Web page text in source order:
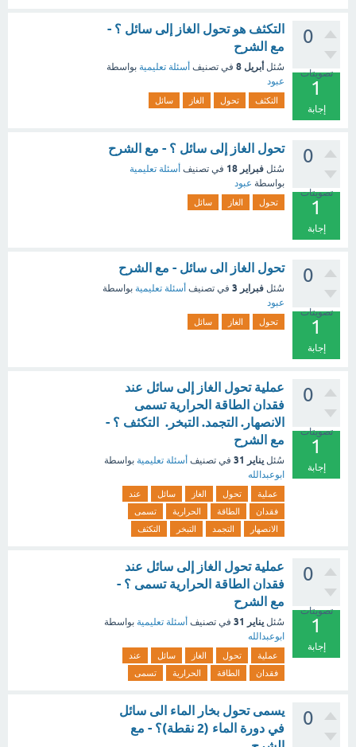
0
تصويتات
1
إجابة
التكثف هو تحول الغاز إلى سائل ؟ -
مع الشرح
سُئل أبريل 8 في تصنيف أسئلة تعليمية بواسطة
عبود
التكثف تحول الغاز سائل
0
تصويتات
1
إجابة
تحول الغاز إلى سائل ؟ - مع الشرح
سُئل فبراير 18 في تصنيف أسئلة تعليمية
بواسطة عبود
تحول الغاز سائل
0
تصويتات
1
إجابة
تحول الغاز الى سائل - مع الشرح
سُئل فبراير 3 في تصنيف أسئلة تعليمية بواسطة
عبود
تحول الغاز سائل
0
تصويتات
1
إجابة
عملية تحول الغاز إلى سائل عند
فقدان الطاقة الحرارية تسمى
الانصهار. التجمد. التبخر. التكثف ؟ -
مع الشرح
سُئل يناير 31 في تصنيف أسئلة تعليمية بواسطة
ابوعبدالله
عملية تحول الغاز سائل
عند
فقدان
الطاقة الحرارية
تسمى
الانصهار
التجمد التبخر التكثف
0
تصويتات
1
إجابة
عملية تحول الغاز إلى سائل عند
فقدان الطاقة الحرارية تسمى ؟ -
مع الشرح
سُئل يناير 31 في تصنيف أسئلة تعليمية بواسطة
ابوعبدالله
عملية تحول الغاز سائل
عند
فقدان
الطاقة الحرارية تسمى
0
يسمى تحول بخار الماء الى سائل
في دورة الماء (2 نقطة)؟ - مع